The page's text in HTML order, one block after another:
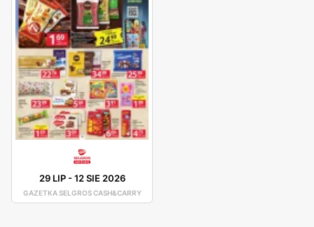
29 LIP-12 SIE 2026
GAZETKA SELGROS CASH&CARRY